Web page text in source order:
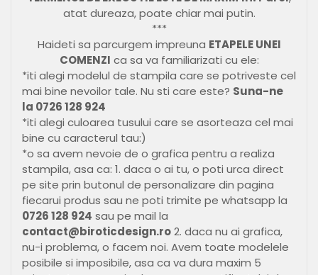
atat dureaza, poate chiar mai putin.
***
Haideti sa parcurgem impreuna ETAPELE UNEI
COMENZI ca sa va familiarizati cu ele:
*iti alegi modelul de stampila care se potriveste cel
mai bine nevoilor tale. Nu sti care este? Suna-ne
la 0726 128 924
*iti alegi culoarea tusului care se asorteaza cel mai
bine cu caracterul tau:)
*o sa avem nevoie de o grafica pentru a realiza
stampila, asa ca: 1. daca o ai tu, o poti urca direct
pe site prin butonul de personalizare din pagina
fiecarui produs sau ne poti trimite pe whatsapp la
0726 128 924 sau pe mail la
contact@biroticdesign.ro2. daca nu ai grafica,
nu-i problema, o facem noi. Avem toate modelele
posibile si imposibile, asa ca va dura maxim 5